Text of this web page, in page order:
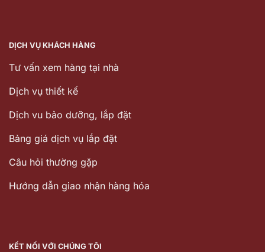
DỊCH VỤ KHÁCH HÀNG
Tư vấn xem hàng tại nhà
Dịch vụ thiết kế
Dịch vu bảo dưỡng, lắp đặt
Bảng giá dịch vụ lắp đặt
Câu hỏi thường gặp
Hướng dẫn giao nhận hàng hóa
KẾT NỐI VỚI CHÚNG TÔI